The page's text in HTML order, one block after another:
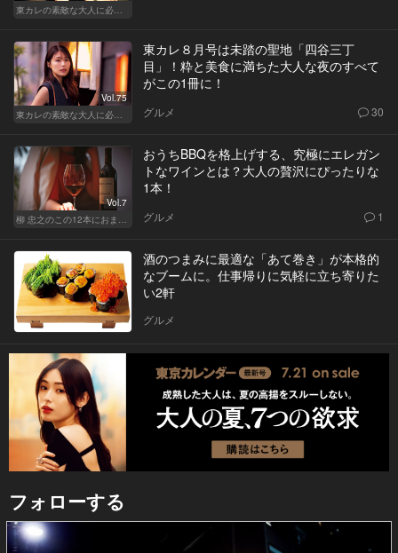
Vol.75
東カレ８月号は未踏の聖地「四谷三丁
目」！粋と美食に満ちた大人な夜のすべて
がこの1冊に！
グルメ 30
Vol.7
おうちBBQを格上げする、究極にエレガン
トなワインとは？大人の贅沢にぴったりな
1本！
グルメ 1
酒のつまみに最適な「あて巻き」が本格的
なブームに。仕事帰りに気軽に立ち寄りた
い2軒
グルメ
フォローする